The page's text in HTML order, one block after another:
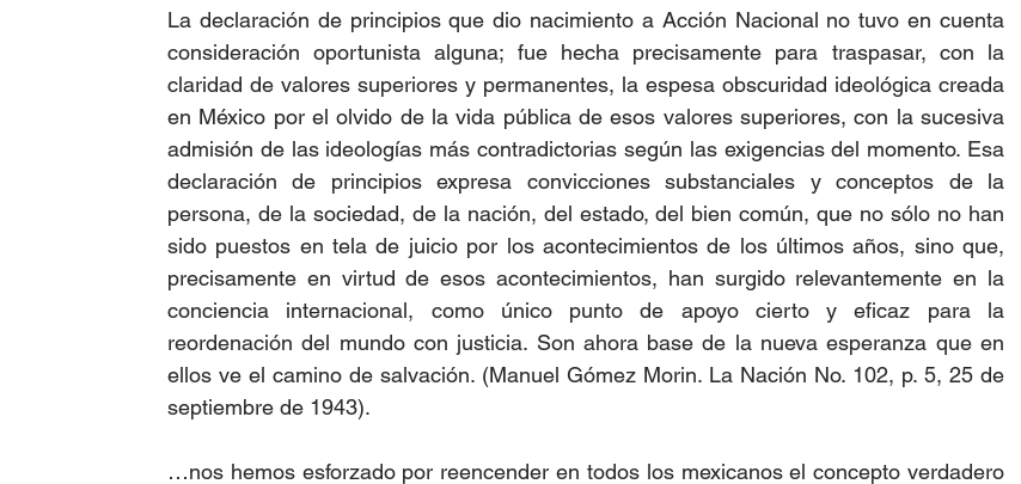
La declaración de principios que dio nacimiento a Acción Nacional no tuvo en cuenta
consideración oportunista alguna; fue hecha precisamente para traspasar, con la
claridad de valores superiores y permanentes, la espesa obscuridad ideológica creada
en México por el olvido de la vida pública de esos valores superiores, con la sucesiva
admisión de las ideologías más contradictorias según las exigencias del momento. Esa
declaración de principios expresa convicciones substanciales y conceptos de la
persona, de la sociedad, de la nación, del estado, del bien común, que no sólo no han
sido puestos en tela de juicio por los acontecimientos de los últimos años, sino que,
precisamente en virtud de esos acontecimientos, han surgido relevantemente en la
conciencia internacional, como único punto de apoyo cierto y eficaz para la
reordenación del mundo con justicia. Son ahora base de la nueva esperanza que en
ellos ve el camino de salvación. (Manuel Gómez Morin. La Nación No. 102, p. 5, 25 de
septiembre de 1943).
…nos hemos esforzado por reencender en todos los mexicanos el concepto verdadero